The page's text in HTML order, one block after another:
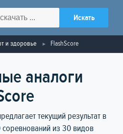
и здоровье FlashScore
аналоги
текущий результат в
из 30 видов